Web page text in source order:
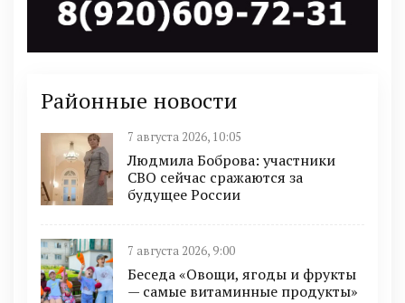
Районные новости
7 августа 2026, 10:05
Людмила Боброва: участники
СВО сейчас сражаются за
будущее России
7 августа 2026, 9:00
Беседа «Овощи, ягоды и фрукты
— самые витаминные продукты»